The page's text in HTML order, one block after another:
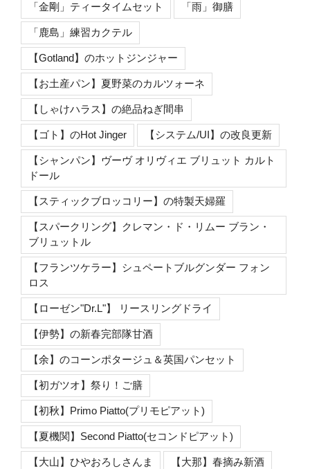
「金剛」ティータイムセット 「雨」御膳
「鹿島」練習カクテル
【Gotland】のホットジンジャー
【お土産パン】夏野菜のカルツォーネ
【しゃけハラス】の絶品ねぎ間串
【ゴト】のHot Jinger 【システム/UI】の改良更新
【シャンパン】ヴーヴ オリヴィエ ブリュット カルト
ドール
【スティックブロッコリー】の特製天婦羅
【スパークリング】クレマン・ド・リムー ブラン・
ブリュットル
【フランツケラー】シュペートブルグンダー フォン
ロス
【ローゼン"Dr.L"】 リースリングドライ
【伊勢】の新春完部隊甘酒
【余】のコーンポタージュ＆英国パンセット
【初ガツオ】祭り！ご膳
【初秋】Primo Piatto(プリモピアット)
【夏機関】Second Piatto(セコンドピアット)
【大山】ひやおろしさんま 【大那】春摘み新酒